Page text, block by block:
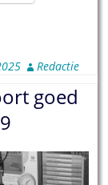
Redactie
goed